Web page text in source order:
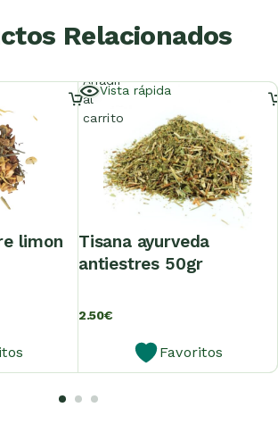
Relacionados
Vista rápida
tisana ayurveda
antiestres 50gr
2.50€
Favoritos
Añadir
al
carrito